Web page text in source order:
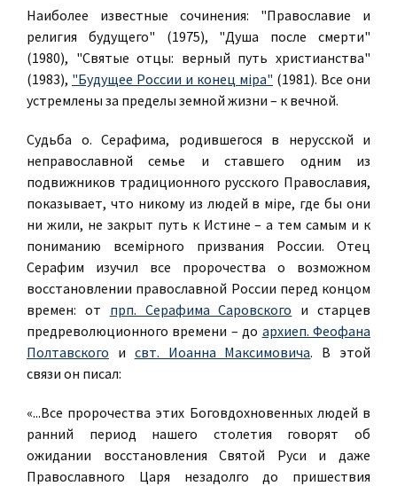
Наиболее известные сочинения: "Православие и
религия будущего" (1975), "Душа после смерти"
(1980), "Святые отцы: верный путь христианства"
(1983), "Будущее России и конец міра" (1981). Все они
устремлены за пределы земной жизни – к вечной.
Судьба о. Серафима, родившегося в нерусской и
неправославной семье и ставшего одним из
подвижников традиционного русского Православия,
показывает, что никому из людей в міре, где бы они
ни жили, не закрыт путь к Истине – а тем самым и к
пониманию всемірного призвания России. Отец
Серафим изучил все пророчества о возможном
восстановлении православной России перед концом
времен: от прп. Серафима Саровского и старцев
предреволюционного времени – до архиеп. Феофана
Полтавского и свт. Иоанна Максимовича. В этой
связи он писал:
«...Все пророчества этих Боговдохновенных людей в
ранний период нашего столетия говорят об
ожидании восстановления Святой Руси и даже
Православного Царя незадолго до пришествия